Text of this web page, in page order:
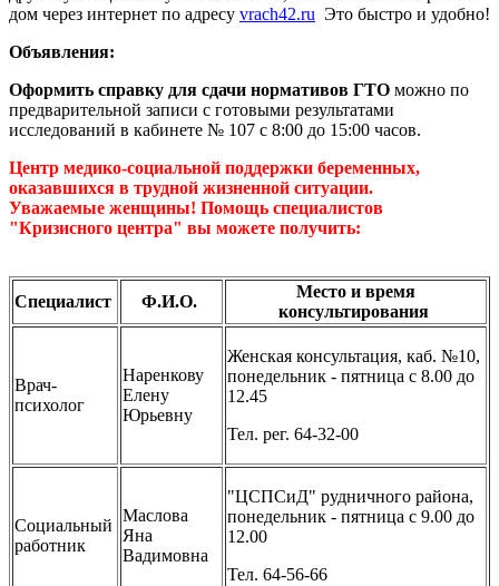
дом через интернет по адресу vrach42.ru Это быстро и удобно!
Объявления:
Оформить справку для сдачи нормативов ГТО можно по
предварительной записи с готовыми результатами
исследований в кабинете № 107 с 8:00 до 15:00 часов.
Центр медико-социальной поддержки беременных,
оказавшихся в трудной жизненной ситуации.
Уважаемые женщины! Помощь специалистов
"Кризисного центра" вы можете получить:
Специалист Ф.И.О.
Место и время
консультирования
Врач-
психолог
Наренкову
Елену
Юрьевну
Женская консультация, каб. №10,
понедельник - пятница с 8.00 до
12.45
Тел. рег. 64-32-00
Социальный
работник
Маслова
Яна
Вадимовна
"ЦСПСиД" рудничного района,
понедельник - пятница с 9.00 до
12.00
Тел. 64-56-66